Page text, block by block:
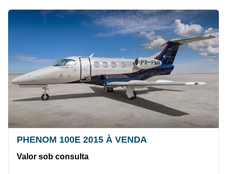
PHENOM 100E 2015 À VENDA
Valor sob consulta